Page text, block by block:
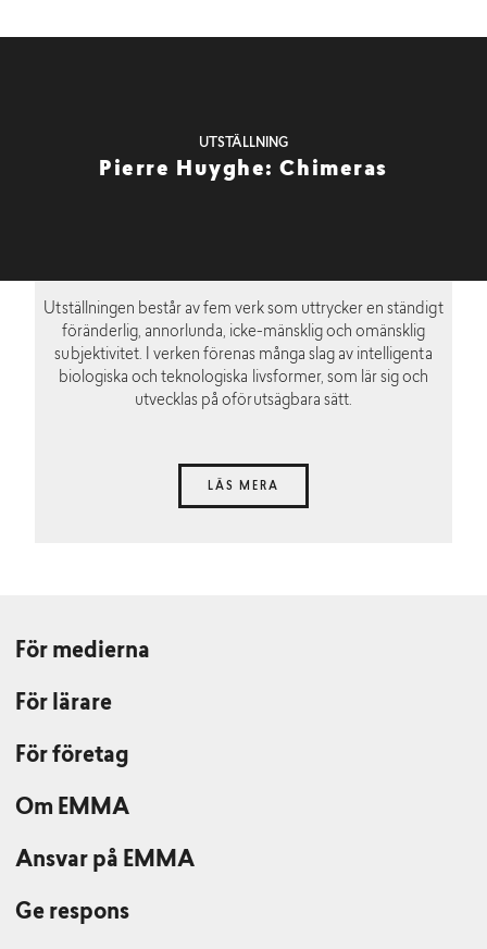
UTSTÄLLNING
Pierre Huyghe: Chimeras
Utställningen består av fem verk som uttrycker en ständigt
föränderlig, annorlunda, icke-mänsklig och omänsklig
subjektivitet. I verken förenas många slag av intelligenta
biologiska och teknologiska livsformer, som lär sig och
utvecklas på oförutsägbara sätt.
LÄS MERA
För medierna
För lärare
För företag
Om EMMA
Ansvar på EMMA
Ge respons